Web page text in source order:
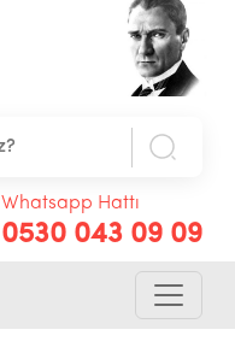
Whatsapp Hattı
0530 043 09 09